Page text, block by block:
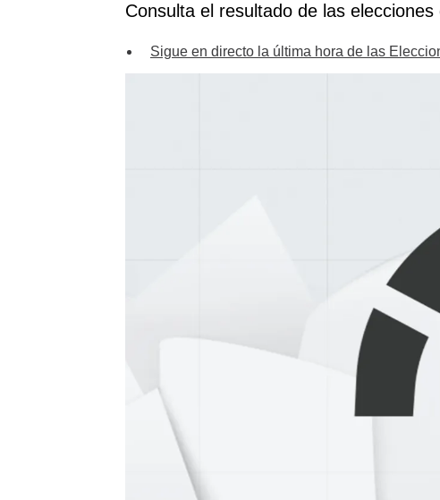
Consulta el resultado de las
Sigue en directo la última hora de las